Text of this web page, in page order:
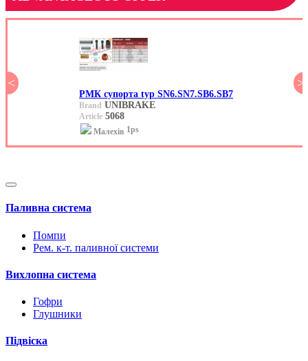
<
РМК супорта typ SN6.SN7.SB6.SB7
Brand UNIBRAKE
Article 5068
Малехів 1ps
>
Паливна система
Помпи
Рем. к-т. паливної системи
Вихлопна система
Гофри
Глушники
Підвіска